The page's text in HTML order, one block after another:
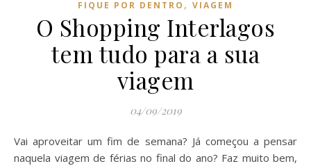
FIQUE POR DENTRO , VIAGEM
O Shopping Interlagos
tem tudo para a sua
viagem
04/09/2019
Vai aproveitar um fim de semana? Já começou a pensar
naquela viagem de férias no final do ano? Faz muito bem,